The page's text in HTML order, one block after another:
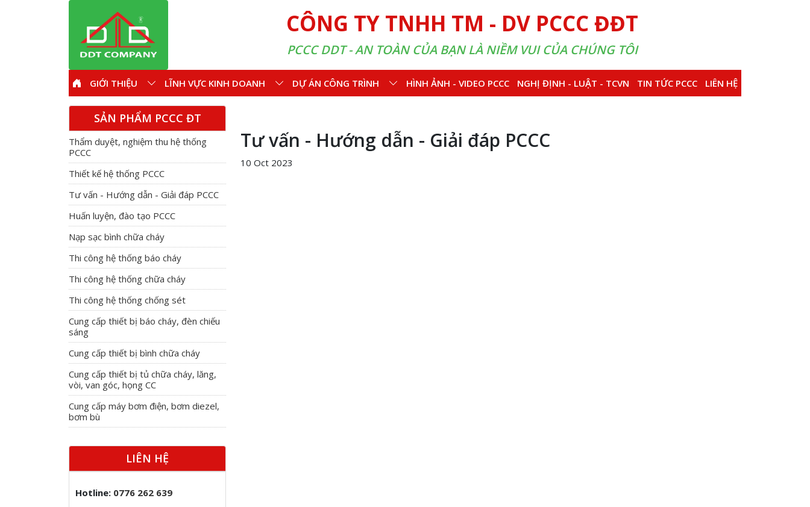
CÔNG TY TNHH TM - DV PCCC ĐĐT
PCCC DDT - AN TOÀN CỦA BẠN LÀ NIỀM VUI CỦA CHÚNG TÔI
GIỚI THIỆU LĨNH VỰC KINH DOANH DỰ ÁN CÔNG TRÌNH HÌNH ẢNH - VIDEO PCCC NGHỊ ĐỊNH - LUẬT - TCVN TIN TỨC PCCC LIÊN HỆ
SẢN PHẨM PCCC ĐT
Thẩm duyệt, nghiệm thu hệ thống
PCCC
Thiết kế hệ thống PCCC
Tư vấn - Hướng dẫn - Giải đáp PCCC
Huấn luyện, đào tạo PCCC
Nạp sạc bình chữa cháy
Thi công hệ thống báo cháy
Thi công hệ thống chữa cháy
Thi công hệ thống chống sét
Cung cấp thiết bị báo cháy, đèn chiếu
sáng
Cung cấp thiết bị bình chữa cháy
Cung cấp thiết bị tủ chữa cháy, lăng,
vòi, van góc, họng CC
Cung cấp máy bơm điện, bơm diezel,
bơm bù
LIÊN HỆ
Hotline: 0776 262 639
Tư vấn - Hướng dẫn - Giải đáp PCCC
10 Oct 2023